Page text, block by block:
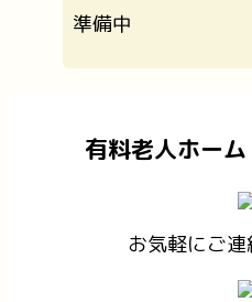
準備中
有料老人ホー
お気軽にご連